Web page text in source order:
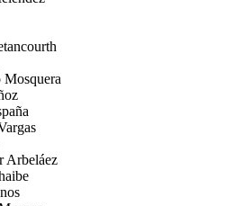
Mosquera
Arbeláez